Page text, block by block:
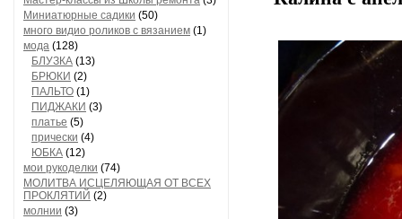
Миниатюрные садики (50)
много видио роликов с вязанием (1)
мода (128)
БЛУЗКА (13)
БРЮКИ (2)
ПАЛЬТО (1)
ПИДЖАКИ (3)
платье (5)
прически (4)
ЮБКА (12)
мои рукоделки (74)
МОЛИТВА ИСЦЕЛЯЮЩАЯ ОТ ВСЕХ
ПРОКЛЯТИЙ (2)
молнии (3)
блюду. А